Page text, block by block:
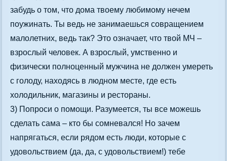
забудь о том, что дома твоему любимому нечем
поужинать. Ты ведь не занимаешься совращением
малолетних, ведь так? Это означает, что твой МЧ –
взрослый человек. А взрослый, умственно и
физически полноценный мужчина не должен умереть
с голоду, находясь в людном месте, где есть
холодильник, магазины и рестораны.
3) Попроси о помощи. Разумеется, ты все можешь
сделать сама – кто бы сомневался! Но зачем
напрягаться, если рядом есть люди, которые с
удовольствием (да, да, с удовольствием!) тебе